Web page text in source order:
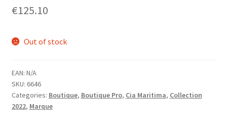
€125.10
Out of stock
EAN: N/A
SKU: 6646
Categories: Boutique, Boutique Pro, Cia Maritima, Collection
2022, Marque